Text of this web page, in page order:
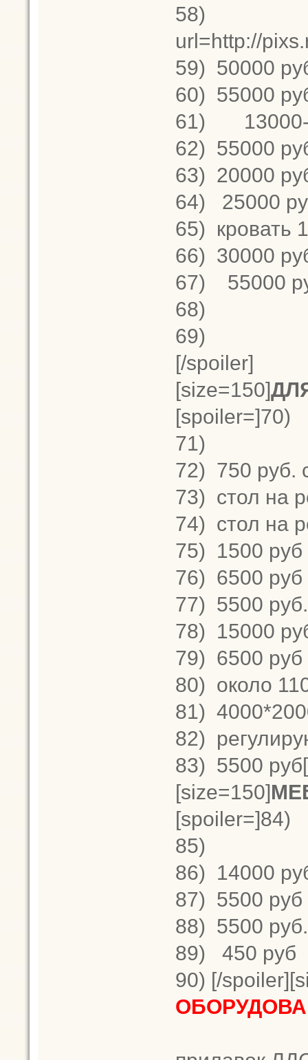
58)
url=http://
59) 50000
60) 55000
61)
62) 55000
63) 20000
64)
25000
65) кровать
66) 30000
67)
55000
68)
69)
[/spoiler]
[size=150]
[spoiler=]70)
71)
72) 750 руб.
73) стол на
74) стол на
75) 1500 руб
76) 6500
77) 5500 руб.
78) 15000
79) 6500 руб
80) около
81)
82)
83) 5500
[size=150]
[spoiler=]84)
85)
86) 14000
87) 5500 руб
88) 5500 руб.
89)
450 руб
90) [/